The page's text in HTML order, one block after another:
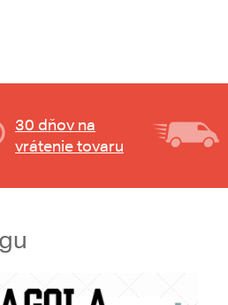
30 dňov na
vrátenie tovaru